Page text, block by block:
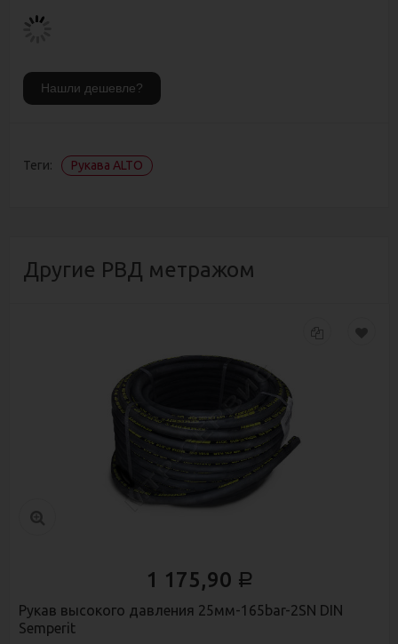
Теги: Рукава ALTO
Другие РВД метражом
1 175,90 Р
Рукав высокого давления 25мм-165bar-2SN DIN
Semperit